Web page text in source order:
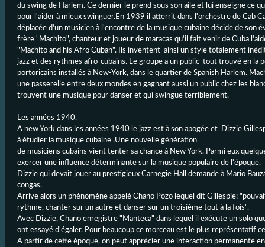
du swing de Harlem. Ce dernier le prend sous son aile et lui enseigne ce
pour l'aider à mieux swinguer.En 1939 il atterrit dans l'orchestre de Cab
déplacée d'un musicien à l'encontre de la musique cubaine décide de son
frère "Machito", chanteur et joueur de maracas qu'il fait venir de Cuba
"Machito and his Afro Cuban". Ils inventent ainsi un style totalement
jazz et des rythmes afro-cubains. Le groupe a un public tout trouvé en la
portoricains installés à New-York, dans le quartier de Spanish Harlem.
une passerelle entre deux mondes en gagnant aussi un public chez les
trouvent une musique pour danser et qui swingue terriblement.
Les années 1940.
A new York dans les années 1940 le jazz est à son apogée et Dizzie
à étudier la musique cubaine .Une nouvelle génération
de musiciens cubains vient tenter sa chance à New York. Parmi eux
exercer une influence déterminante sur la musique populaire de l'époque.
Dizzie qui devait jouer au prestigieux Carnegie Hall demande à Mario
congas.
Arrive alors un phénomène appelé Chano Pozo lequel dit Gillespie:
rythme, chanter sur un autre et danser sur un troisième tout à la fois".
Avec Dizzie, Chano enregistre "Manteca" dans lequel il exécute un solo
ont essayé d'égaler. Pour beaucoup ce morceau est le plus représentatif
A partir de cette époque, on peut apprécier une interaction permanente